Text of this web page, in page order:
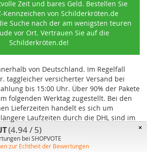
Zeit und bares Geld. Bestellen Sie
Kennzeichen von Schilderkröten.de
Suche nach der am wenigsten teuren
vor Ort. Vertrauen Sie auf die
Schilderkröten.de!
von Deutschland. Im Regelfall
taggleicher versicherter Versand bei
bis 15:00 Uhr. Über 90% der Pakete
folgenden Werktag zugestellt. Bei den
Lieferzeiten handelt es sich um
Laufzeiten durch die DHL sind im
und können von uns nicht beeinflusst
werden.
×
(4.94 / 5)
bei SHOPVOTE
zur Echtheit der Bewertungen